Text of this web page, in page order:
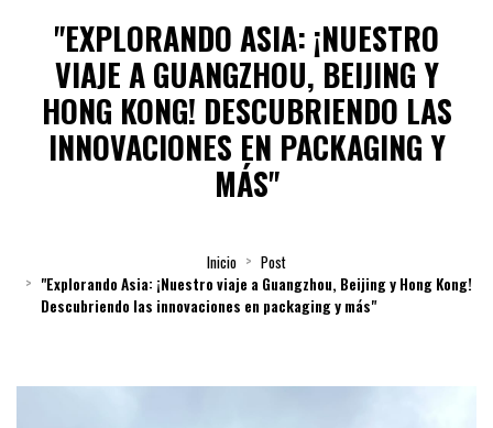
"EXPLORANDO ASIA: ¡NUESTRO
VIAJE A GUANGZHOU, BEIJING Y
HONG KONG! DESCUBRIENDO LAS
INNOVACIONES EN PACKAGING Y
MÁS"
Inicio
Post
"Explorando Asia: ¡Nuestro viaje a Guangzhou, Beijing y Hong Kong!
Descubriendo las innovaciones en packaging y más"